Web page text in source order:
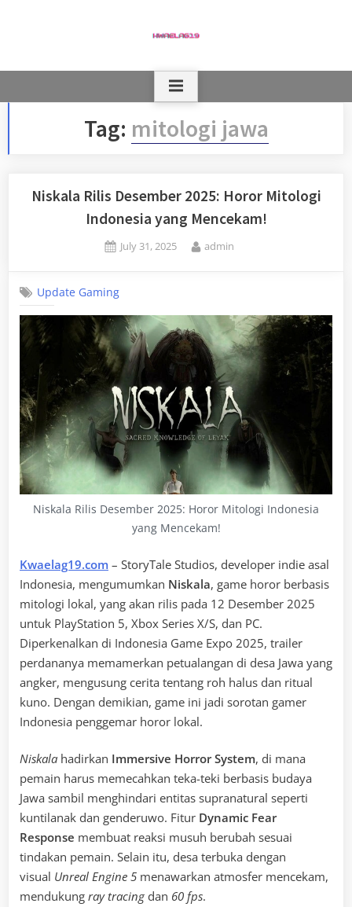
Tag: mitologi jawa
Niskala Rilis Desember 2025: Horor Mitologi
Indonesia yang Mencekam!
Posted
July 31, 2025 By
admin
Update Gaming
Niskala Rilis Desember 2025: Horor Mitologi Indonesia
yang Mencekam!
Kwaelag19.com – StoryTale Studios, developer indie asal
Indonesia, mengumumkan Niskala, game horor berbasis
mitologi lokal, yang akan rilis pada 12 Desember 2025
untuk PlayStation 5, Xbox Series X/S, dan PC.
Diperkenalkan di Indonesia Game Expo 2025, trailer
perdananya memamerkan petualangan di desa Jawa yang
angker, mengusung cerita tentang roh halus dan ritual
kuno. Dengan demikian, game ini jadi sorotan gamer
Indonesia penggemar horor lokal.
Niskala hadirkan Immersive Horror System, di mana
pemain harus memecahkan teka-teki berbasis budaya
Jawa sambil menghindari entitas supranatural seperti
kuntilanak dan genderuwo. Fitur Dynamic Fear
Response membuat reaksi musuh berubah sesuai
tindakan pemain. Selain itu, desa terbuka dengan
visual Unreal Engine 5 menawarkan atmosfer mencekam,
mendukung ray tracingdan 60 fps.